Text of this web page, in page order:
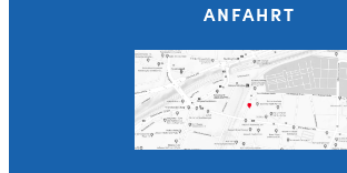
ANFAHRT